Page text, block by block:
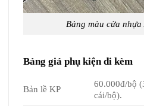
Bảng màu cửa
Bảng giá phụ kiện đi kèm
Bản lề KP
60.000đ/bộ
cái/bộ).